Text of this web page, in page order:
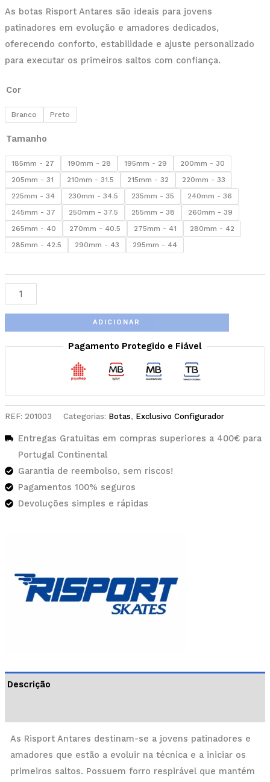
As botas Risport Antares são ideais para jovens
patinadores em evolução e amadores dedicados,
oferecendo conforto, estabilidade e ajuste personalizado
para executar os primeiros saltos com confiança.
Cor
Branco Preto
Tamanho
185mm - 27 190mm - 28 195mm - 29
200mm - 30
205mm - 31
210mm - 31.5 215mm - 32
220mm - 33
225mm - 34
230mm - 34.5 235mm - 35
240mm - 36
245mm - 37
250mm - 37.5 255mm - 38
260mm - 39
265mm - 40
270mm - 40.5 275mm - 41
280mm - 42
285mm - 42.5
290mm - 43 295mm - 44
ADICIONAR
Pagamento Protegido e Fiável
REF: 201003 Categorias: Botas, Exclusivo Configurador
Entregas Gratuitas em compras superiores a 400€ para
Portugal Continental
Garantia de reembolso, sem riscos!
Pagamentos 100% seguros
Devoluções simples e rápidas
Descrição
As Risport Antares destinam-se a jovens patinadores e
amadores que estão a evoluir na técnica e a iniciar os
primeiros saltos. Possuem forro respirável que mantém